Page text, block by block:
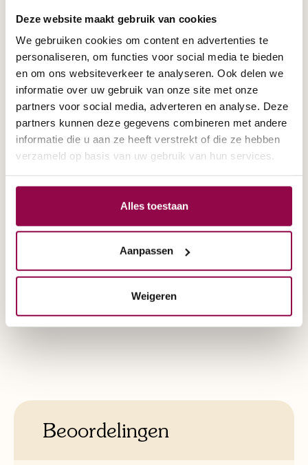
Deze website maakt gebruik van cookies
We gebruiken cookies om content en advertenties te
personaliseren, om functies voor social media te bieden
en om ons websiteverkeer te analyseren. Ook delen we
informatie over uw gebruik van onze site met onze
partners voor social media, adverteren en analyse. Deze
partners kunnen deze gegevens combineren met andere
informatie die u aan ze heeft verstrekt of die ze hebben
verzameld op basis van uw gebruik van hun services.
Alles toestaan
Aanpassen
Weigeren
Specificaties
Aantal wielen: 4 Wielen
Actieradius: 65km
Opvouwbaar: Nee
Snelheid: 18 km/u
Eindhoven
Beoordelingen